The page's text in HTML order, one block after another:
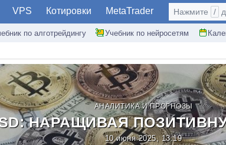
VPS Котировки MetaTrader
по алготрейдингу Учебник по нейросетям
Нажмите /
АНАЛИТИКА И ПРОГНОЗЫ
НАРАЩИВАЯ
10 июня 2025, 13:19